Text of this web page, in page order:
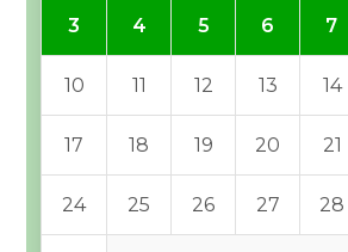
3 4 5 6 7
10 11 12 13 14
17 18 19 20 21
24 25 26 27 28